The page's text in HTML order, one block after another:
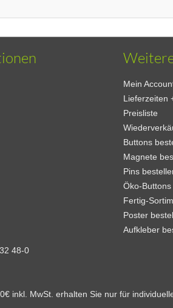
Mein
Lieferzeiten
Preisliste
Buttons
Magnete
Pins
Öko-
Fertig-
Poster
Aufkleber
48-0
inkl. MwSt. erhalten Sie nur für